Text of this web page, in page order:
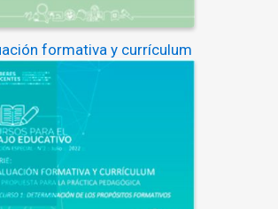
formativa y currículum